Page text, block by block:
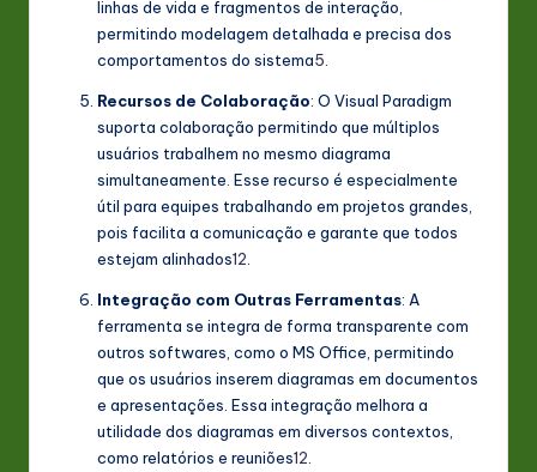
linhas de vida e fragmentos de interação,
permitindo modelagem detalhada e precisa dos
comportamentos do sistema5
Recursos de Colaboração: O Visual Paradigm
suporta colaboração permitindo que múltiplos
usuários trabalhem no mesmo diagrama
simultaneamente. Esse recurso é especialmente
útil para equipes trabalhando em projetos grandes,
pois facilita a comunicação e garante que todos
estejam alinhados12
Integração com Outras Ferramentas: A
ferramenta se integra de forma transparente com
outros softwares, como o MS Office, permitindo
que os usuários inserem diagramas em documentos
e apresentações. Essa integração melhora a
utilidade dos diagramas em diversos contextos,
como relatórios e reuniões12